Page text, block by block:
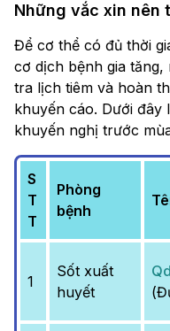
Những vắc xin nên
Để cơ thể có đủ thời
cơ dịch bệnh gia
tra lịch tiêm và hoàn
khuyến cáo. Dưới đây
khuyến nghị trước
S
T
T
Phòng
bệnh
1
Sốt xuất
huyết